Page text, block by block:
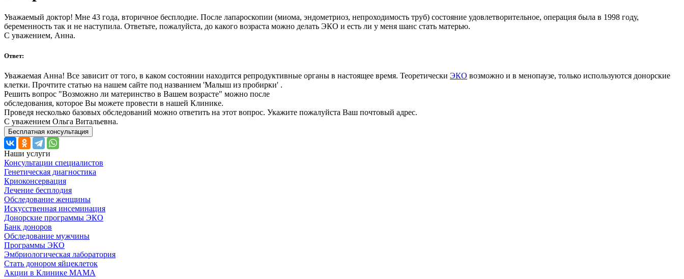
Уважаемый доктор! Мне 43 года, вторичное бесплодие. После лапароскопии (миома, эндометриоз, непроходимость труб) состояние удовлетворительное, операция была в 1998 году,
беременность так и не наступила. Ответьте, пожалуйста, до какого возраста можно делать ЭКО и есть ли у меня шанс стать матерью.
С уважением, Анна.
Ответ:
Уважаемая Анна! Все зависит от того, в каком состоянии находится репродуктивные органы в настоящее время. Теоретически ЭКО возможно и в менопаузе, только используются донорские
клетки. Прочтите статью на нашем сайте под названием 'Малыш из пробирки' .
Решить вопрос "Возможно ли материнство в Вашем возрасте" можно после
обследования, которое Вы можете провести в нашей Клинике.
Проведя несколько базовых обследований можно ответить на этот вопрос. Укажите пожалуйста Ваш почтовый адрес.
С уважением Ольга Витальевна.
Бесплатная консультация
Наши услуги
Консультации специалистов
Генетическая диагностика
Криоконсервация
Лечение бесплодия
Обследование женщины
Искусственная инсеминация
Донорские программы ЭКО
Банк доноров
Обследование мужчины
Программы ЭКО
Эмбриологическая лаборатория
Стать донором яйцеклеток
Акции в Клинике МАМА